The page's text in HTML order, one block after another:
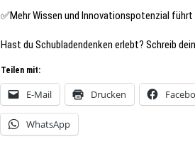
✅Mehr Wissen und Innovationspotenzial
Hast du Schubladendenken erlebt? Schreib
Teilen mit:
E-Mail Drucken
WhatsApp